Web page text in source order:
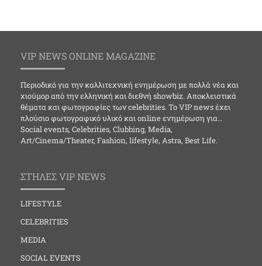
VIP NEWS ONLINE MAGAZINE
Περιοδικό για την καλλιτεχνική ενημέρωση με πολλά νέα και
χιούμορ από την ελληνική και διεθνή showbiz. Αποκλειστικά
θέματα και φωτογραφίες των celebrities. Το VIP news έχει
πλούσιο φωτογραφικό υλικό και online ενημέρωση για…
Social events, Celebrities, Clubbing, Media,
Art/Cinema/Theater, Fashion, lifestyle, Astra, Best Life.
ΣΤΗΛΕΣ VIP NEWS
LIFESTYLE
CELEBRITIES
MEDIA
SOCIAL EVENTS